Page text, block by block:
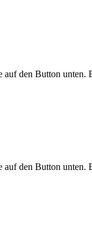
den Button unten.
den Button unten.